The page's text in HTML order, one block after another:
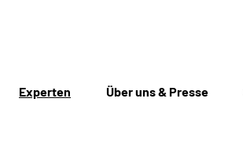
Experten Über uns & Presse